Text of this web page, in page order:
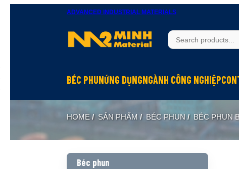
ADVANCED INDUSTRIAL MATERIALS
BÉC PHUN
Béc phun Đồng Brass
Béc phun Nhựa PP
Biên dạng hình nón đặc Full Cone
ỨNG DỤNG
Rửa bề mặt
Làm mát
Dập bụi
NGÀNH CÔNG NGHIỆP
Hóa chất
Đóng tàu
HOME / SẢN PHẨM / BÉC PHUN / BÉC PHUN
Béc phun